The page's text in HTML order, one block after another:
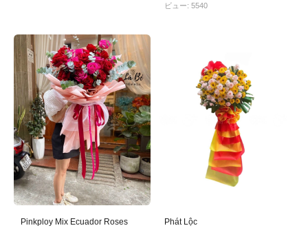
ビュー: 5540
Pinkploy Mix Ecuador Roses Phát Lộc